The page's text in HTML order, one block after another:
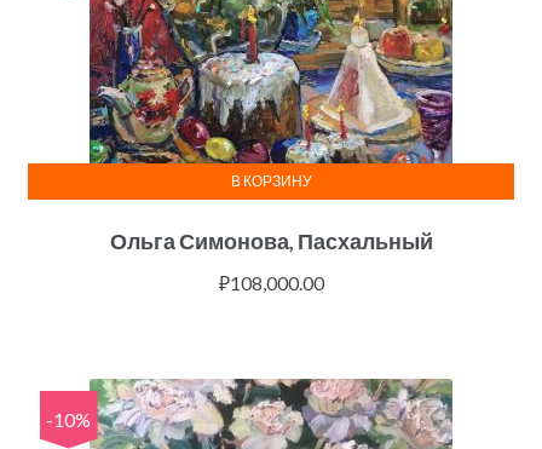
Ольга Симонова, Пасхальный
₽108,000.00
В КОРЗИНУ
-10%